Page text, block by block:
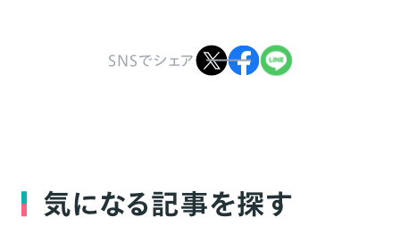
SNSでシェア
気になる記事を探す